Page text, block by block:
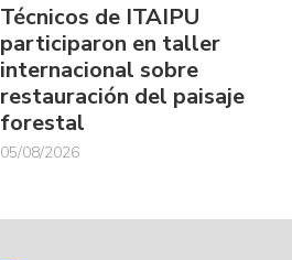
Técnicos de ITAIPU
participaron en taller
internacional sobre
restauración del paisaje
forestal
05/08/2026